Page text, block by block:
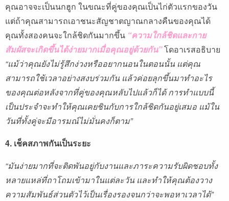
คุณอาจจะเป็นนกฮูก ในขณะที่คู่ของคุณเป็นไก่ตัวแรกของวัน
แต่ถ้าคุณสามารถเอาชนะสัญชาตญาณกลางคืนของคุณได้
คุณทั้งสองคนจะใกล้ชิดกันมากขึ้น “ความใกล้ชิดและกาย
สัมผัสจะเกิดขึ้นได้ง่ายมากเมื่อคุณอยู่ด้วยกัน”โดอาเรสอธิบาย
“แม้ว่าคุณยังไม่รู้สึกง่วงหรืออยากนอนในตอนนั้น แต่คุณ
สามารถใช้เวลาอย่างสงบร่วมกัน แล้วค่อยลุกขึ้นมาทำอะไร
ของคุณต่อหลังจากที่คู่ของคุณหลับไปแล้วก็ได้ การทำแบบนี้
เป็นประจำจะทำให้คุณเคยชินกับการใกล้ชิดกันอยู่เสมอ แม้ใน
วันที่ทั้งคู่จะมีอารมณ์ไม่มั่นคงก็ตาม”
4. เช็คสภาพกันเป็นระยะ
“มันง่ายมากที่จะติดพันอยู่กับงานและภาระความรับผิดชอบทั้ง
หลายแหล่ที่ถาโถมเข้ามาในแต่ละวัน และทำให้คุณต้องวาง
ความสัมพันธ์ส่วนตัวไว้เป็นเรื่องรองจนกว่าจะพอหาเวลาได้”